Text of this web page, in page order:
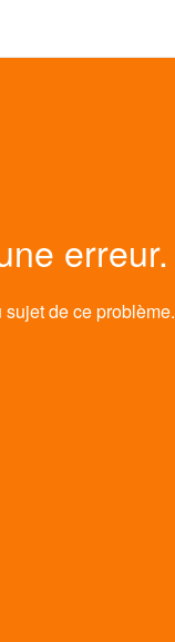
erreur.
sujet de ce problème.